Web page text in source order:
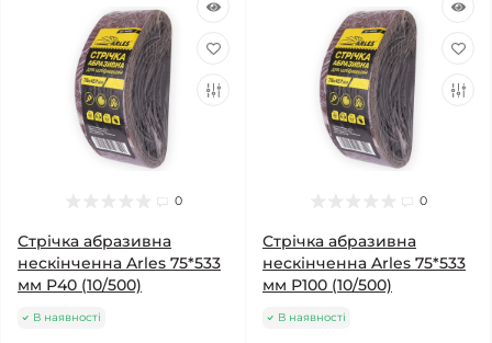
0
Стрічка абразивна
нескінченна Arles 75*533
мм Р40 (10/500)
В наявності
0
Стрічка абразивна
нескінченна Arles 75*533
мм Р100 (10/500)
В наявності